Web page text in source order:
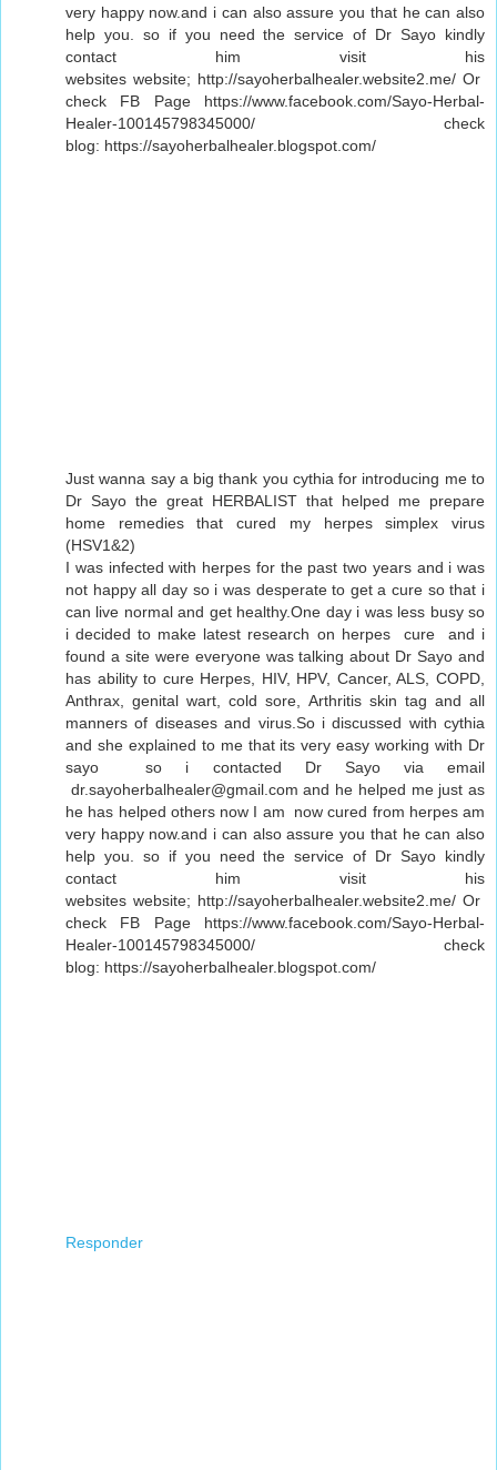
very happy now.and i can also assure you that he can also
help you. so if you need the service of Dr Sayo kindly
contact him visit his
websites website; http://sayoherbalhealer.website2.me/ Or
check FB Page https://www.facebook.com/Sayo-Herbal-
Healer-100145798345000/ check
blog: https://sayoherbalhealer.blogspot.com/
Just wanna say a big thank you cythia for introducing me to
Dr Sayo the great HERBALIST that helped me prepare
home remedies that cured my herpes simplex virus
(HSV1&2)
I was infected with herpes for the past two years and i was
not happy all day so i was desperate to get a cure so that i
can live normal and get healthy.One day i was less busy so
i decided to make latest research on herpes cure and i
found a site were everyone was talking about Dr Sayo and
has ability to cure Herpes, HIV, HPV, Cancer, ALS, COPD,
Anthrax, genital wart, cold sore, Arthritis skin tag and all
manners of diseases and virus.So i discussed with cythia
and she explained to me that its very easy working with Dr
sayo so i contacted Dr Sayo via email
dr.sayoherbalhealer@gmail.com and he helped me just as
he has helped others now I am now cured from herpes am
very happy now.and i can also assure you that he can also
help you. so if you need the service of Dr Sayo kindly
contact him visit his
websites website; http://sayoherbalhealer.website2.me/ Or
check FB Page https://www.facebook.com/Sayo-Herbal-
Healer-100145798345000/ check
blog: https://sayoherbalhealer.blogspot.com/
Responder